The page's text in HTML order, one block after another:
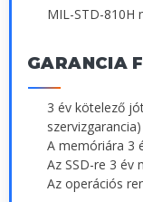
MIL-STD-810H
GARANCIA
3 év kötelező
szervizgarancia)
A memóriára 3
Az SSD-re 3 év
Az operációs